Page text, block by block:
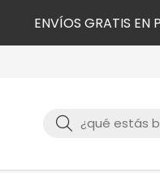
ENVÍOS GRATIS EN
Buscar